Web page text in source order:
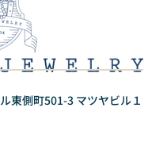
東側町501-3 マツヤビル１